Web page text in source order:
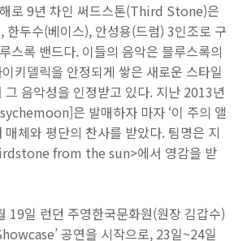
로 9년 차인 써드스톤(Third Stone)은
한두수(베이스), 안성용(드럼) 3인조로 구
스록 밴드다. 이들의 음악은 블루스록의
키델릭을 안정되게 쌓은 새로운 스타일
그 음악성을 인정받고 있다. 지난 2013년
은 발매하자 마자 ‘이 주의 앨
매체와 평단의 찬사를 받았다. 팀명은 지
from the sun>에서 영감을 받
19일 런던 주영한국문화원(원장 김갑수)
공연을 시작으로, 23일~24일